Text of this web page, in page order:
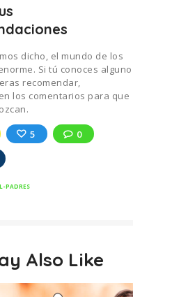
dicho, el mundo de los
Si tú conoces alguno
recomendar,
los comentarios para que
5
0
PADRES
Also Like